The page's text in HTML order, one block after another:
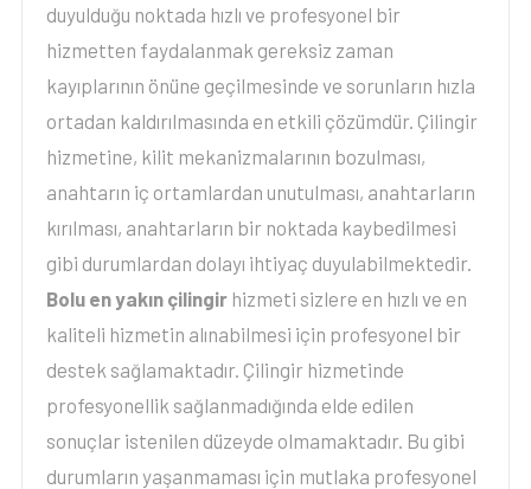
duyulduğu noktada hızlı ve profesyonel bir
hizmetten faydalanmak gereksiz zaman
kayıplarının önüne geçilmesinde ve sorunların hızla
ortadan kaldırılmasında en etkili çözümdür. Çilingir
hizmetine, kilit mekanizmalarının bozulması,
anahtarın iç ortamlardan unutulması, anahtarların
kırılması, anahtarların bir noktada kaybedilmesi
gibi durumlardan dolayı ihtiyaç duyulabilmektedir.
Bolu en yakın çilingir hizmeti sizlere en hızlı ve en
kaliteli hizmetin alınabilmesi için profesyonel bir
destek sağlamaktadır. Çilingir hizmetinde
profesyonellik sağlanmadığında elde edilen
sonuçlar istenilen düzeyde olmamaktadır. Bu gibi
durumların yaşanmaması için mutlaka profesyonel